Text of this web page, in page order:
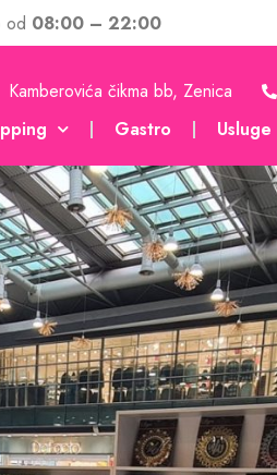
od 08:00 – 22:00
Kamberovića čikma bb, Zenica
Gastro Usluge